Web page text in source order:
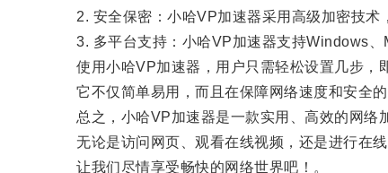
2. 安全保密：小哈VP加速器采用高级加密技术
3. 多平台支持：小哈VP加速器支持Windows、
使用小哈VP加速器，用户只需轻松设置几步，即
它不仅简单易用，而且在保障网络速度和安全的
总之，小哈VP加速器是一款实用、高效的网络
无论是访问网页、观看在线视频，还是进行在线
让我们尽情享受畅快的网络世界吧！。